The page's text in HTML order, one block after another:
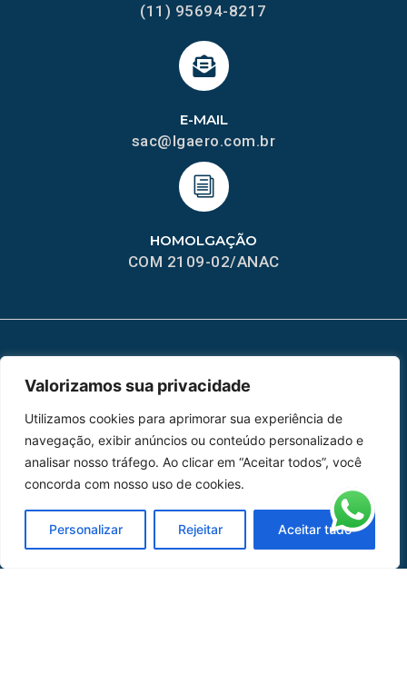
Valorizamos sua privacidade
Utilizamos cookies para aprimorar sua experiência de
navegação, exibir anúncios ou conteúdo personalizado e
analisar nosso tráfego. Ao clicar em “Aceitar todos”, você
concorda com nosso uso de cookies.
Personalizar Rejeitar Aceitar tudo
HOMOLGAÇÃO
COM 2109-02/ANAC
E-MAIL
sac@lgaero.com.br
(11) 95694-8217
Peças
Catálogo de Aplicações
Oficina de Mangueiras